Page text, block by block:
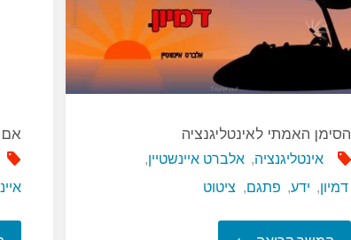
הסימן האמתי לאינטליגנציה
אינטליגנציה, אלברט איינשטיין,
דמיון, ידע, פתגם, ציטוט
אם